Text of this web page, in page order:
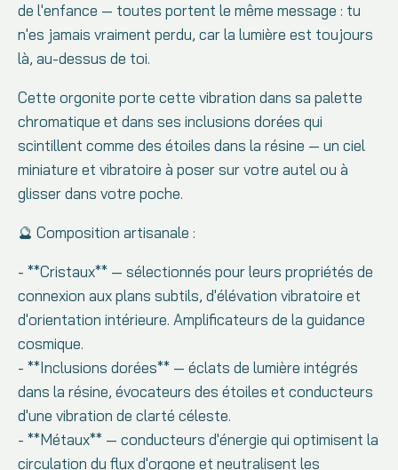
de l'enfance — toutes portent le même message : tu
n'es jamais vraiment perdu, car la lumière est toujours
là, au-dessus de toi.
Cette orgonite porte cette vibration dans sa palette
chromatique et dans ses inclusions dorées qui
scintillent comme des étoiles dans la résine — un ciel
miniature et vibratoire à poser sur votre autel ou à
glisser dans votre poche.
🔮 Composition artisanale :
- **Cristaux** — sélectionnés pour leurs propriétés de
connexion aux plans subtils, d'élévation vibratoire et
d'orientation intérieure. Amplificateurs de la guidance
cosmique.
- **Inclusions dorées** — éclats de lumière intégrés
dans la résine, évocateurs des étoiles et conducteurs
d'une vibration de clarté céleste.
- **Métaux** — conducteurs d'énergie qui optimisent la
circulation du flux d'orgone et neutralisent les